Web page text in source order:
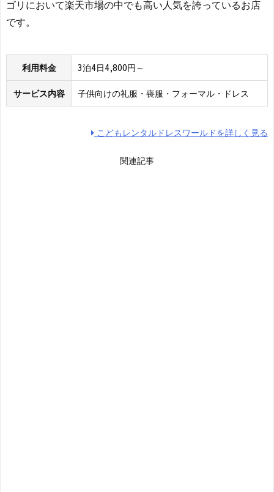
ゴリにおいて楽天市場の中でも高い人気を誇っているお店
です。
利用料金 3泊4日4,800円～
サービス内容 子供向けの礼服・喪服・フォーマル・ドレス
こどもレンタルドレスワールドを詳しく見る
関連記事